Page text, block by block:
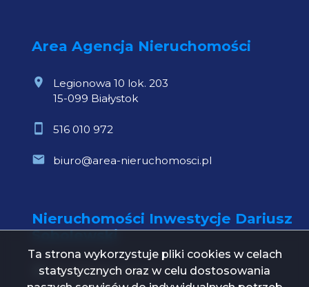
Area Agencja Nieruchomości
Legionowa 10 lok. 203
15-099 Białystok
516 010 972
biuro@area-nieruchomosci.pl
Nieruchomości Inwestycje Dariusz
Sobolewski
Św. Mikołaja 1 lok. 21
Ta strona wykorzystuje pliki cookies w celach
statystycznych oraz w celu dostosowania